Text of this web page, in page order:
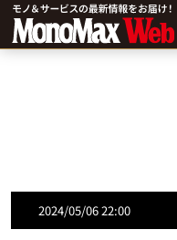
2024/05/06 22:00